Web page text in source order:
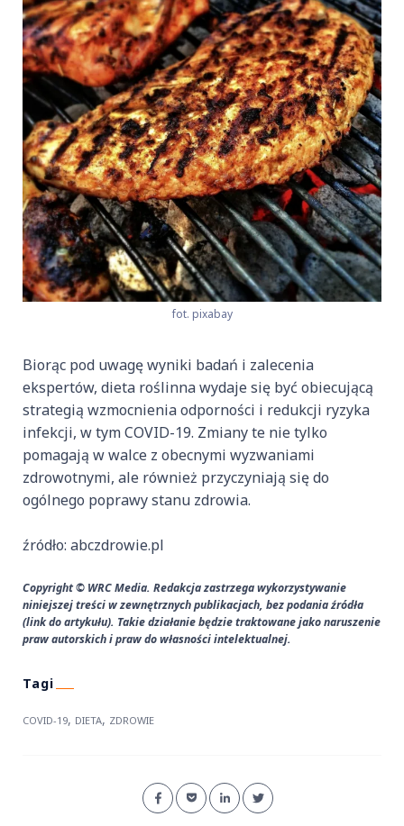
fot. pixabay
Biorąc pod uwagę wyniki badań i zalecenia
ekspertów, dieta roślinna wydaje się być obiecującą
strategią wzmocnienia odporności i redukcji ryzyka
infekcji, w tym COVID-19. Zmiany te nie tylko
pomagają w walce z obecnymi wyzwaniami
zdrowotnymi, ale również przyczyniają się do
ogólnego poprawy stanu zdrowia.
źródło: abczdrowie.pl
Copyright © WRC Media. Redakcja zastrzega wykorzystywanie
niniejszej treści w zewnętrznych publikacjach, bez podania źródła
(link do artykułu). Takie działanie będzie traktowane jako naruszenie
praw autorskich i praw do własności intelektualnej.
COVID-19, DIETA, ZDROWIE